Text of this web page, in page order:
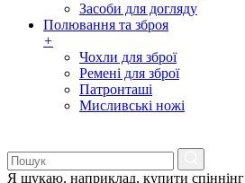
Засоби для догляду
Полювання та зброя
+
Чохли для зброї
Ремені для зброї
Патронташі
Мисливські ножі
Я шукаю, наприклад, купити спіннінг